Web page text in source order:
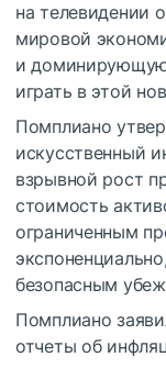
на телевидении
мировой
и доминирующую
играть в этой
Помплиано
искусственный
взрывной рост
стоимость
ограниченным
безопасным
Помплиано
отчеты об